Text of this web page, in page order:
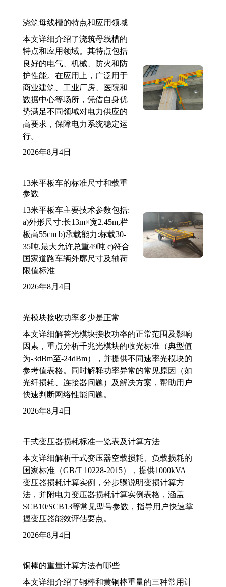
浇筑母线槽的特点和应用领域
本文详细介绍了浇筑母线槽的
特点和应用领域。其特点包括
良好的电气、机械、防火和防
护性能。在应用上，广泛用于
商业建筑、工业厂房、医院和
数据中心等场所，凭借自身优
势满足不同领域对电力供应的
高要求，保障电力系统稳定运
行。
2026年8月4日
13米平板车的标准尺寸和载重
参数
13米平板车主要技术参数包括:
a)外形尺寸:长13m×宽2.45m,栏
板高55cm b)承载能力:标载30-
35吨,最大允许总重49吨 c)符合
国家道路车辆外廓尺寸及轴荷
限值标准
2026年8月4日
光模块接收功率多少是正常
本文详细解答光模块接收功率的正常范围及影响
因素，重点分析千兆光模块的收光标准（典型值
为-3dBm至-24dBm），并提供不同速率光模块的
参考值表格。同时解释功率异常的常见原因（如
光纤损耗、连接器问题）及解决方案，帮助用户
快速判断网络性能问题。
2026年8月4日
干式变压器损耗标准一览表及计算方法
本文详细解析干式变压器空载损耗、负载损耗的
国家标准（GB/T 10228-2015），提供1000kVA
变压器损耗计算实例，分步骤说明变损计算方
法，并附电力变压器损耗计算实例表格，涵盖
SCB10/SCB13等常见型号参数，指导用户快速掌
握变压器能效评估要点。
2026年8月4日
铜棒的重量计算方法有哪些
本文详细介绍了铜棒和黄铜棒重量的三种常用计